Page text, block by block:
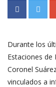
Durante los
Estaciones de
Coronel
vinculados a